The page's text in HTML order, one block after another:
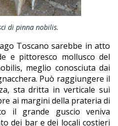
di pinna nobilis.
Toscano sarebbe in atto
e pittoresco mollusco del
meglio conosciuta dai
Può raggiungere il
sta dritta in verticale sui
ai margini della prateria di
il grande guscio veniva
dei bar e dei locali costieri